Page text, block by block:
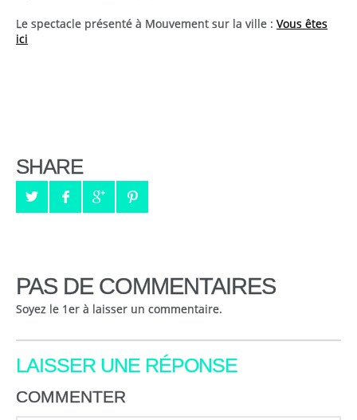
Le spectacle présenté à Mouvement sur la ville : Vous êtes
ici
SHARE
PAS DE COMMENTAIRES
Soyez le 1er à laisser un commentaire.
LAISSER UNE RÉPONSE
COMMENTER